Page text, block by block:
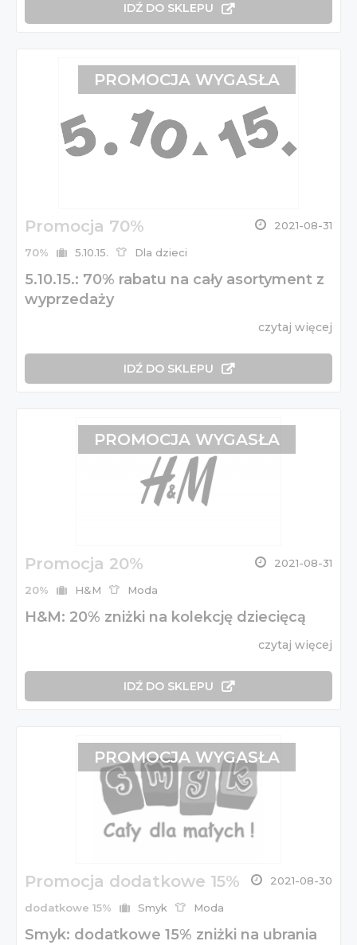
IDŹ DO SKLEPU
Promocja 70% 2021-08-31
70% 5.10.15. Dla dzieci
5.10.15.: 70% rabatu na cały asortyment z
wyprzedaży
czytaj więcej
IDŹ DO SKLEPU
PROMOCJA WYGASŁA
Promocja 20% 2021-08-31
20% H&M Moda
H&M: 20% zniżki na kolekcję dziecięcą
czytaj więcej
IDŹ DO SKLEPU
PROMOCJA WYGASŁA
Promocja dodatkowe 15% 2021-08-30
dodatkowe 15% Smyk Moda
Smyk: dodatkowe 15% zniżki na ubrania
PROMOCJA WYGASŁA